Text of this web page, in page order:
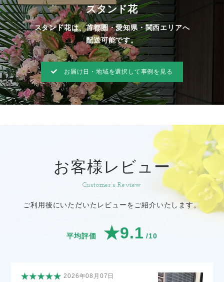
スタンド花
スタンド花は、首都圏・愛知県・関西エリアへ
配送可能です。
お届け日・地域を選択して事例を見る
お客様レビュー
Customer’s Review
ご利用後にいただいたレビューをご紹介いたします。
平均評価 ★9.1 /10
2026年08月07日